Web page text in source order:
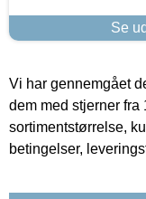
Se
Vi har gennemgået
dem med stjerner fra
sortimentstørrelse,
betingelser,